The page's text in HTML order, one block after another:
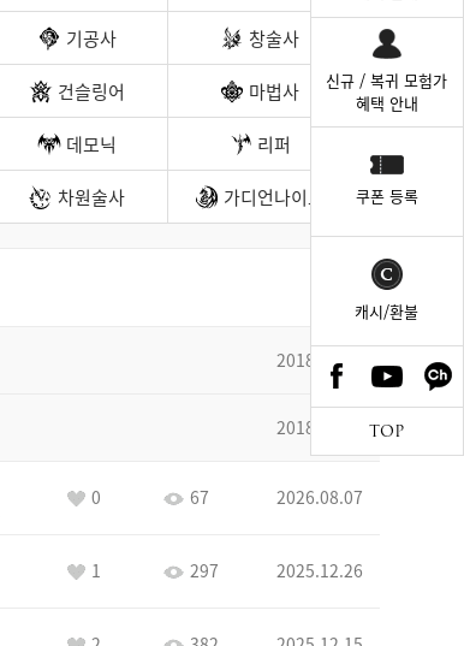
기공사
창술사
건슬링어
마법사
데모닉
리퍼
차원술사 가디언나이트
2018.10.29
2018.09.17
0 67 2026.08.07
1 297 2025.12.26
신규 / 복귀 모험가
혜택 안내
쿠폰 등록
캐시/환불
TOP